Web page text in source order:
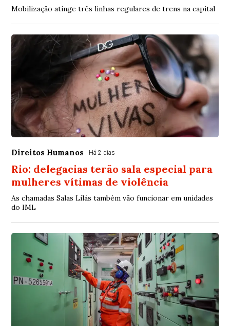
Mobilização atinge três linhas regulares de trens na capital
Direitos Humanos Há 2 dias
Rio: delegacias terão sala especial para
mulheres vítimas de violência
As chamadas Salas Lilás também vão funcionar em unidades
do IML